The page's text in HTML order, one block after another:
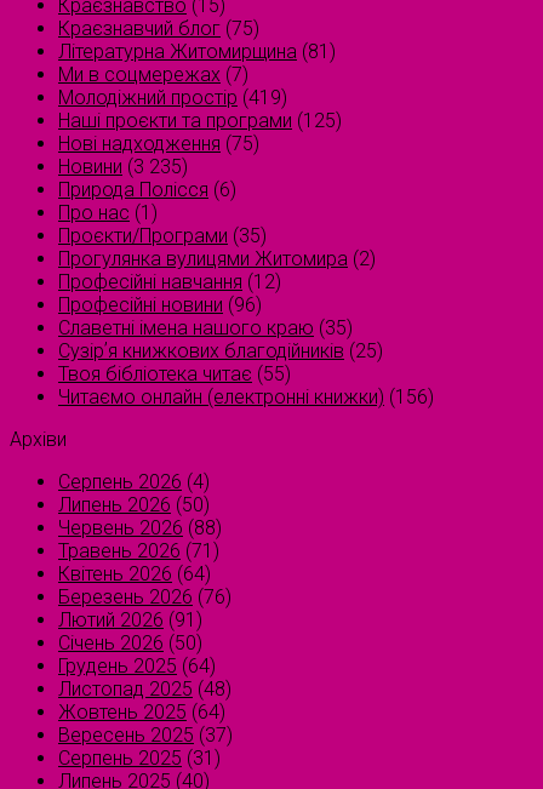
Краєзнавство (15)
Краєзнавчий блог (75)
Літературна Житомирщина (81)
Ми в соцмережах (7)
Молодіжний простір (419)
Наші проєкти та програми (125)
Нові надходження (75)
Новини (3 235)
Природа Полісся (6)
Про нас (1)
Проєкти/Програми (35)
Прогулянка вулицями Житомира (2)
Професійні навчання (12)
Професійні новини (96)
Славетні імена нашого краю (35)
Сузірʼя книжкових благодійників (25)
Твоя бібліотека читає (55)
Читаємо онлайн (електронні книжки) (156)
Архіви
Серпень 2026 (4)
Липень 2026 (50)
Червень 2026 (88)
Травень 2026 (71)
Квітень 2026 (64)
Березень 2026 (76)
Лютий 2026 (91)
Січень 2026 (50)
Грудень 2025 (64)
Листопад 2025 (48)
Жовтень 2025 (64)
Вересень 2025 (37)
Серпень 2025 (31)
Липень 2025 (40)